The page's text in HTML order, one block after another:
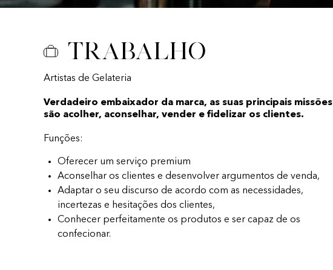
Trabalho
Artistas de Gelateria
Verdadeiro embaixador da marca, as suas principais missões
são acolher, aconselhar, vender e fidelizar os clientes.
Funções:
Oferecer um serviço premium
Aconselhar os clientes e desenvolver argumentos de venda,
Adaptar o seu discurso de acordo com as necessidades,
incertezas e hesitações dos clientes,
Conhecer perfeitamente os produtos e ser capaz de os
confecionar.